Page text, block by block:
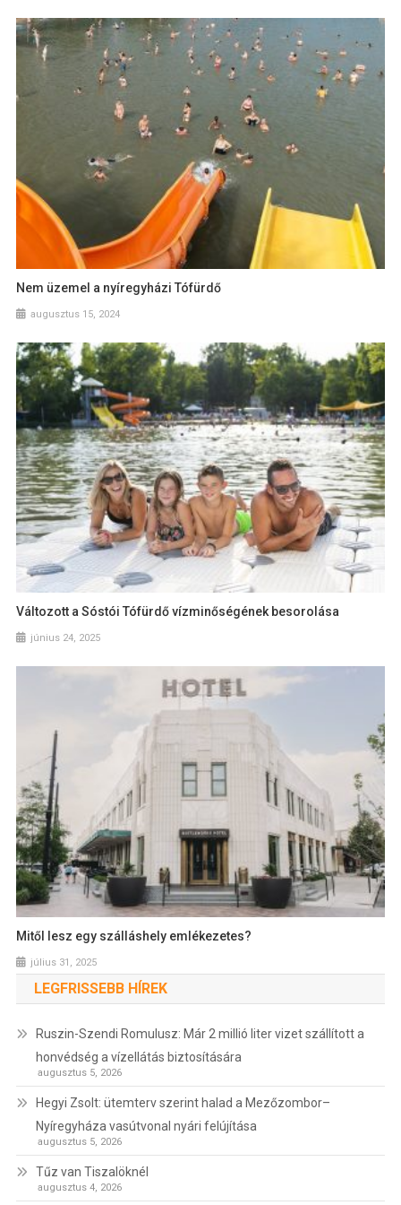
Nem üzemel a nyíregyházi Tófürdő
augusztus 15, 2024
Változott a Sóstói Tófürdő vízminőségének besorolása
június 24, 2025
Mitől lesz egy szálláshely emlékezetes?
július 31, 2025
LEGFRISSEBB HÍREK
Ruszin-Szendi Romulusz: Már 2 millió liter vizet szállított a
honvédség a vízellátás biztosítására
augusztus 5, 2026
Hegyi Zsolt: ütemterv szerint halad a Mezőzombor–
Nyíregyháza vasútvonal nyári felújítása
augusztus 5, 2026
Tűz van Tiszalöknél
augusztus 4, 2026